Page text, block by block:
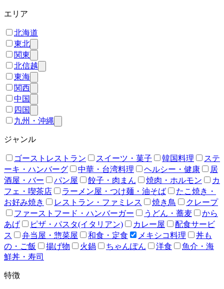
エリア
北海道
東北
関東
北信越
東海
関西
中国
四国
九州・沖縄
ジャンル
ゴーストレストラン スイーツ・菓子 韓国料理
ステ
ーキ・ハンバーグ
中華・台湾料理 ヘルシー・健康
居
酒屋・バー
パン屋 餃子・肉まん 焼肉・ホルモン
カ
フェ・喫茶店
ラーメン屋・つけ麺・油そば
たこ焼き・
お好み焼き
レストラン・ファミレス 焼き鳥
クレープ
ファーストフード・ハンバーガー
うどん・蕎麦
から
あげ
ピザ・パスタ(イタリアン) カレー屋
配食サービ
ス
弁当屋・惣菜屋 和食・定食 メキシコ料理
丼も
の・ご飯
揚げ物 火鍋 ちゃんぽん 洋食
魚介・海
鮮丼・寿司
特徴